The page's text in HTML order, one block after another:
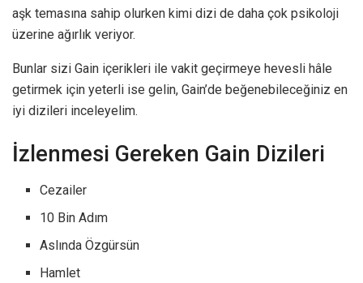
aşk temasına sahip olurken kimi dizi de daha çok psikoloji
üzerine ağırlık veriyor.
Bunlar sizi Gain içerikleri ile vakit geçirmeye hevesli hâle
getirmek için yeterli ise gelin, Gain’de beğenebileceğiniz en
iyi dizileri inceleyelim.
İzlenmesi Gereken Gain Dizileri
Cezailer
10 Bin Adım
Aslında Özgürsün
Hamlet